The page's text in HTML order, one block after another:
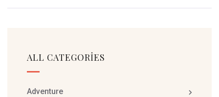
ALL CATEGORIES
Adventure